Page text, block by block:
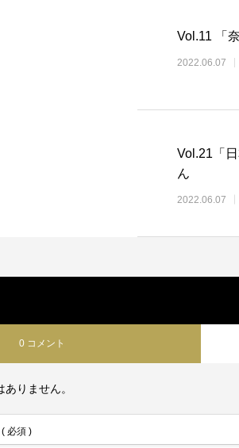
Vol.11 「
2022.06.07
Vol.21「
ん
2022.06.07
0 コメント
りません。
( 必須 )